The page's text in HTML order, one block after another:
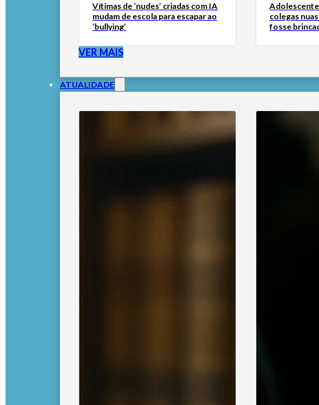
Vítimas de ‘nudes’ criadas com IA
mudam de escola para escapar ao
‘bullying’
colegas
fosse
VER MAIS
ATUALIDADE